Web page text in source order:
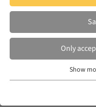
TUE 16 DEC 2014
La Tijâniyya,
origines
au Maghreb
Only
Essenzielle Cookies
Show